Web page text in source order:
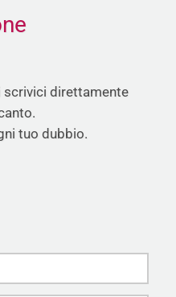
scrivici direttamente
tuo dubbio.